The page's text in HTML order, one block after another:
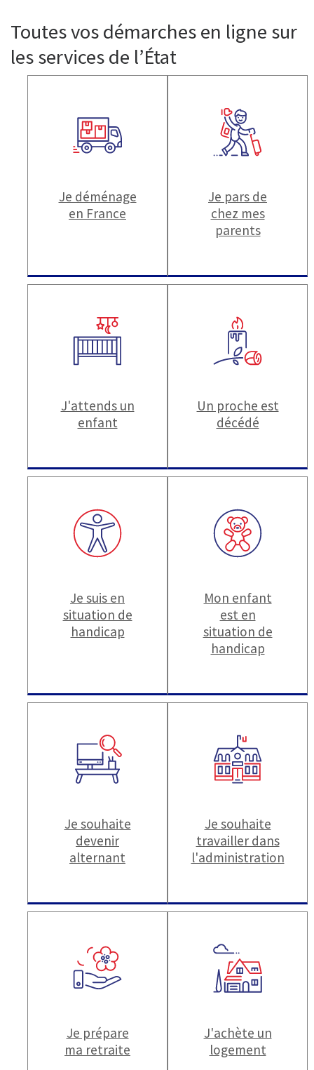
Toutes vos démarches en ligne sur
les services de l’État
Je déménage
en France
Je pars de
chez mes
parents
J'attends un
enfant
Un proche est
décédé
Je suis en
situation de
handicap
Mon enfant
est en
situation de
handicap
Je souhaite
devenir
alternant
Je souhaite
travailler dans
l'administration
Je prépare
ma retraite
J'achète un
logement